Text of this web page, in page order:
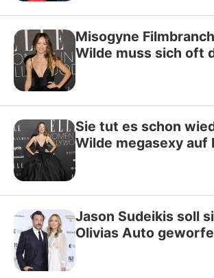
Misogyne
Wilde muss sich oft
Sie tut es schon
Wilde megasexy auf
Jason Sudeikis soll
Olivias Auto